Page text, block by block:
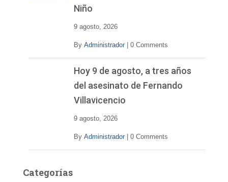
Niño
9 agosto, 2026
By Administrador 0 Comments
Hoy 9 de agosto, a tres años
del asesinato de Fernando
Villavicencio
9 agosto, 2026
By Administrador 0 Comments
Categorías